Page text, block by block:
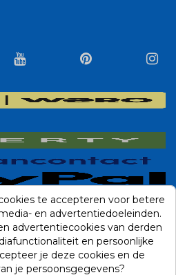
te accepteren voor betere
en advertentiedoeleinden.
advertentiecookies van derden
en persoonlijke
je deze cookies en de
je persoonsgegevens?